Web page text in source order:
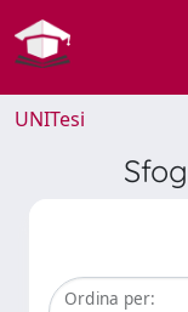
UNITesi
Ordina per: